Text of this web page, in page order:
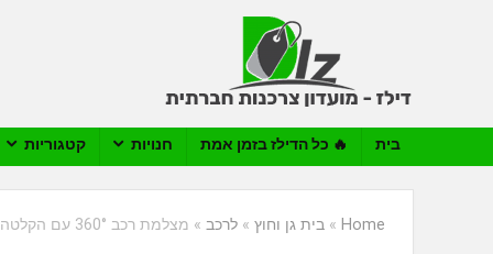
בית 🔥 כל הדילז בזמן אמת חנויות קטגוריות
Home
» בית גן וחוץ » לרכב » מצלמת רכב 360° עם הקלטה קדמית ואחורית Neideso N300